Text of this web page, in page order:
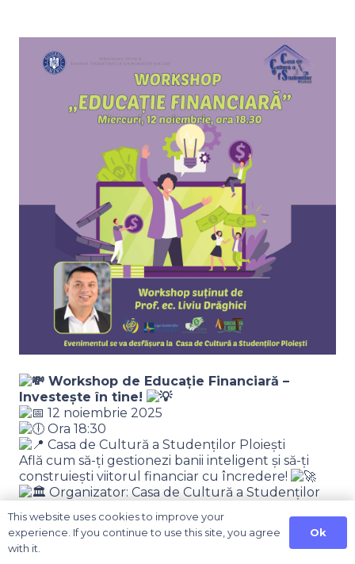
Workshop de Educație Financiară –
Investește în tine!
12 noiembrie 2025
Ora 18:30
Casa de Cultură a Studenților Ploiești
Află cum să-ți gestionezi banii inteligent și să-ți
construiești viitorul financiar cu încredere!
Organizator: Casa de Cultură a Studenților
Finanțat de: Ministerul Muncii, Familiei,
Tineretului și Solidarității Sociale
This website uses cookies to improve your
experience. If you continue to use this site, you agree
with it.
Ok